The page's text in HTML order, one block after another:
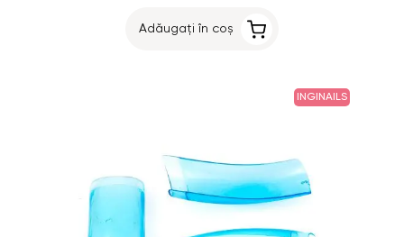
Adăugați în coș
INGINAILS